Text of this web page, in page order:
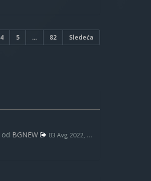
4 5 … 82 Sledeća
od BGNEW 03 Avg 2022, 09:59